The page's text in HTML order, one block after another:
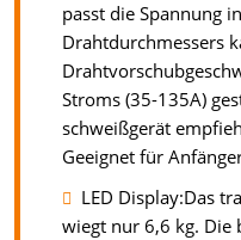
passt die Spannung
Drahtdurchmessers
Stroms (35-135A)
schweißgerät
Geeignet für
LED Display:Das
wiegt nur 6,6 kg. Die